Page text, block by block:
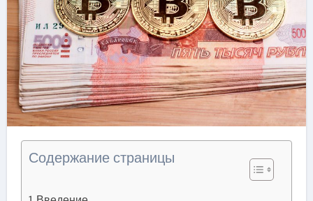
Содержание страницы